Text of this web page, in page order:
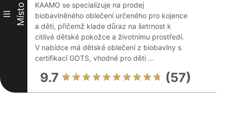
III Místo
KAAMO se specializuje na prodej
biobavlněného oblečení určeného pro kojence
a děti, přičemž klade důraz na šetrnost k
citlivé dětské pokožce a životnímu prostředí.
V nabídce má dětské oblečení z biobavlny s
certifikací GOTS, vhodné pro děti ...
9.7 (57)